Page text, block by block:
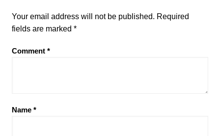
Your email address will not be published. Required
fields are marked *
Comment *
Name *